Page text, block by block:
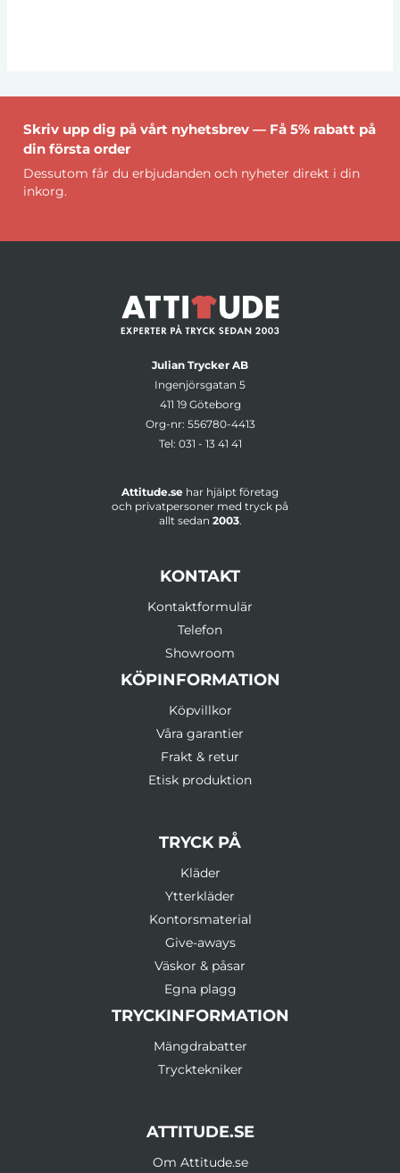
Skriv upp dig på vårt nyhetsbrev — Få 5% rabatt på
din första order
Dessutom får du erbjudanden och nyheter direkt i din
inkorg.
Julian Trycker AB
Ingenjörsgatan 5
411 19 Göteborg
Org-nr: 556780-4413
Tel: 031 - 13 41 41
Attitude.se har hjälpt företag
och privatpersoner med tryck på
allt sedan 2003.
KONTAKT
Kontaktformulär
Telefon
Showroom
KÖPINFORMATION
Köpvillkor
Våra garantier
Frakt & retur
Etisk produktion
TRYCK PÅ
Kläder
Ytterkläder
Kontorsmaterial
Give-aways
Väskor & påsar
Egna plagg
TRYCKINFORMATION
Mängdrabatter
Trycktekniker
ATTITUDE.SE
Om Attitude.se